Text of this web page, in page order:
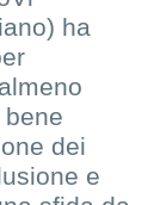
ha
dei
e